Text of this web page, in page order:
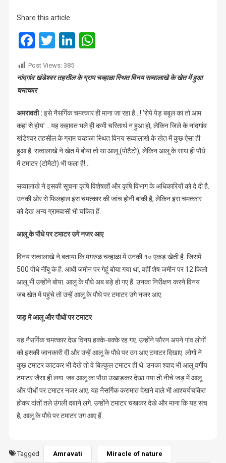
Share this article
Facebook
TwitterLinkedIn
Post Views: 385
नांदगांव खंडेश्वर तहसील के ग्राम चव्हाळा स्थित विनय सव्वालाखे के खेत में हुआ
चमत्कार
अमरावती : इसे नैसर्गिक चमत्कार ही माना जा रहा है…! ‘रोपे पेड़ बबूल का तो आम
कहां से होय’ …यह कहावत भले ही कभी चरितार्थ न हुआ हो, लेकिन जिले के नांदगांव
खंडेश्वर तहसील के ग्राम चव्हाळा स्थित विनय सव्वालाखे के खेत में कुछ ऐसा ही
हुआ है. सव्वालाखे ने खेत में बोया तो था आलू (पोटैटो), लेकिन आलू के साथ ही पौधे
में टमाटर (टोमैटो) भी फला है!…
सव्वालाखे ने इसकी सूचना कृषि विशेषज्ञों और कृषि विभाग के अधिकारियों को दे दी है.
उनकी ओर से फिलहाल इस चमत्कार की जांच होनी बाकी है, लेकिन इस चमत्कार
को देख अन्य ग्रामवासी भी चकित हैं.
आलू के पौधे पर टमाटर उगे नजर आए
विनय सव्वालाखे ने बताया कि मंगरुळ चव्हाळा में उनकी १० एकड़ खेती है. जिसमें
500 पौधे नींबू के है. आधी जमीन पर गेहूं बोया गया था, वहीं शेष जमीन पर 12 किलो
आलू भी उन्होंने बोया. आलु के पौधे अब बड़े हो गए हैं. उनका निरीक्षण करने विनय
जब खेत में पहुंचे तो उन्हें आलू के पौधे पर टमाटर उगे नजर आए.
जड़ में आलू और पौधों पर टमाटर
यह नैसर्गिक चमत्कार देख विनय हक्के-बक्के रह गए. उन्होंने फौरन अपने गांव लोगों
को इसकी जानकारी दी और उन्हें आलू के पौधे पर उग आए टमाटर दिखाए. लोगों ने
कुछ टमाटर काटकर भी देखे तो वे बिल्कुल टमाटर ही थे. उनका श्वाद भी आलू वर्गीय
टमाटर जैसा ही लगा. जब आलू का पौधा उखाड़कर देखा गया तो नीचे जड़ में आलू
और पौधों पर टमाटर नजर आए. यह नैसर्गिक करामात देखने वाले भी आश्चर्यचकित
होकर दांतों तले उंगली दबाने लगे. उन्होंने टमाटर चखकर देखे और माना कि यह सच
है, आलू के पौधे पर टमाटर उग आए हैं.
Tagged Amravati Miracle of nature